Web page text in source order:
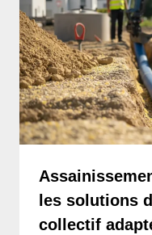
les solutions
collectif